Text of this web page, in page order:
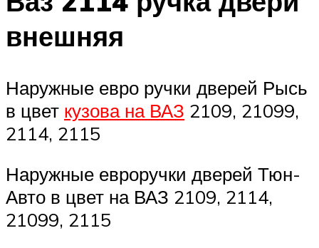
внешняя
Наружные евро ручки дверей Рысь
в цвет кузова на ВАЗ 2109, 21099,
2114, 2115
Наружные евроручки дверей Тюн-
Авто в цвет на ВАЗ 2109, 2114,
21099, 2115